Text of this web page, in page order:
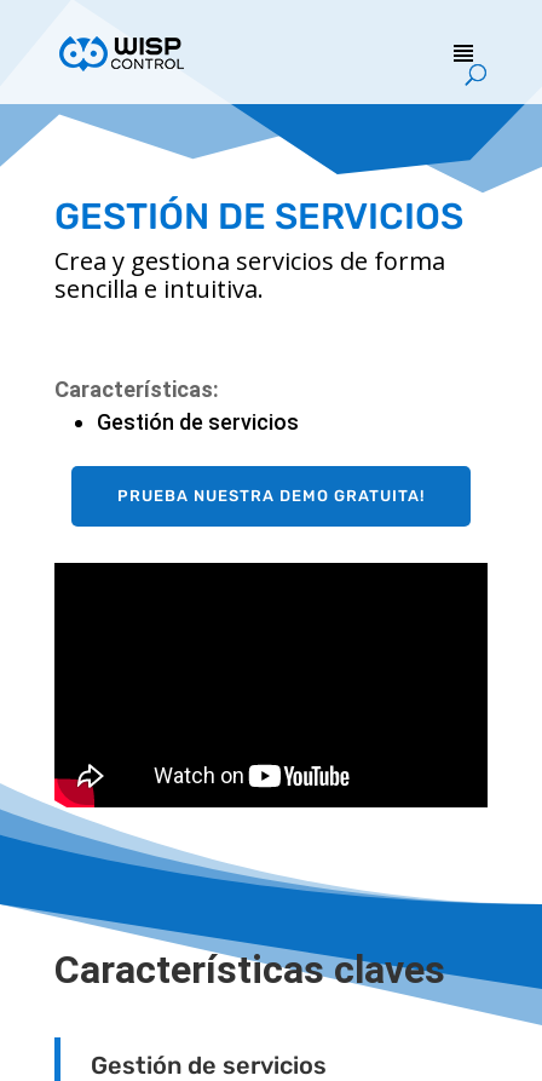
GESTIÓN DE SERVICIOS
Crea y gestiona servicios de forma
sencilla e intuitiva.
Características:
Gestión de servicios
PRUEBA NUESTRA DEMO GRATUITA!
Características claves
Gestión de servicios